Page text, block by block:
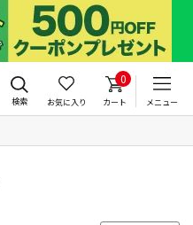
検索 お気に入り
0
カート メニュー